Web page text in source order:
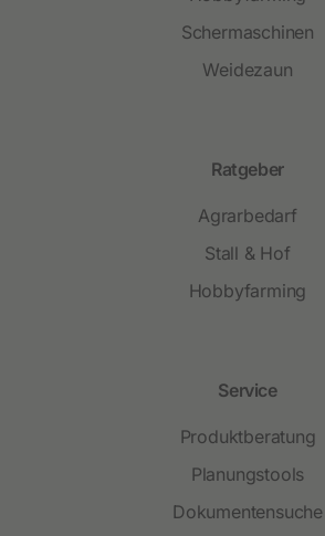
Schermaschinen
Weidezaun
Ratgeber
Agrarbedarf
Stall & Hof
Hobbyfarming
Service
Produktberatung
Planungstools
Dokumentensuche